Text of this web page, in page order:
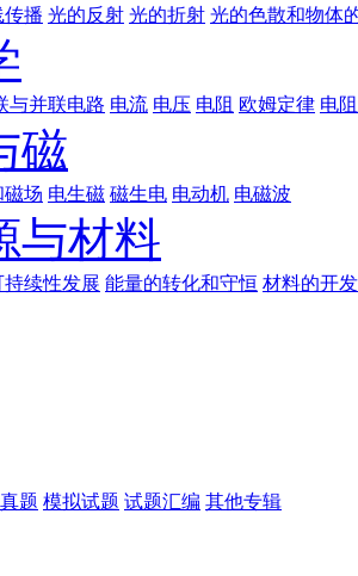
传播 光的反射 光的折射 光的色散和物体
与并联电路 电流 电压 电阻 欧姆定律 电
磁
磁场 电生磁 磁生电 电动机 电磁波
与材料
续性发展 能量的转化和守恒 材料的开
题 模拟试题 试题汇编 其他专辑